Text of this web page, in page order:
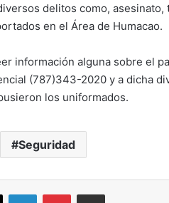
delitos como, asesinato,
en el Área de Humacao.
información alguna sobre el
(787)343-2020 y a dicha
los uniformados.
Seguridad
X LinkedInPinterestShare via Email